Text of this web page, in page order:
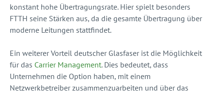
konstant hohe Übertragungsrate. Hier spielt besonders
FTTH seine Stärken aus, da die gesamte Übertragung über
moderne Leitungen stattfindet.
Ein weiterer Vorteil deutscher Glasfaser ist die Möglichkeit
für das Carrier Management. Dies bedeutet, dass
Unternehmen die Option haben, mit einem
Netzwerkbetreiber zusammenzuarbeiten und über das